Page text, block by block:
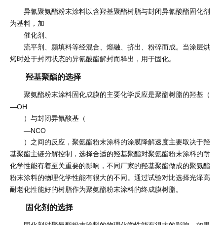
异氰聚氨酯粉末涂料以含羟基聚酯树脂与封闭异氰酸酯固化剂
为基料，加
催化剂、
流平剂、颜填料等经混合、熔融、挤出、粉碎而成。当涂层烘
烤时处于封闭状态的异氰酸酯解封而释出，用于固化。
羟基聚酯的选择
聚氨酯粉末涂料固化成膜的主要化学反应是聚酯树脂的羟基（
—OH
）与封闭异氰酸基（
—NCO
）之间的反应，聚氨酯粉末涂料的涂膜降解速度主要取决于羟
基聚酯主链分解控制，选择合适的羟基聚酯对聚氨酯粉末涂料的耐
化学性能有着至关重要的影响，不同厂家的羟基聚酯做成的聚氨酯
粉末涂料的物理化学性能有很大的不同。通过试验对比选择光泽高
耐老化性能好的树脂作为聚氨酯粉末涂料的终成膜树脂。
固化剂的选择